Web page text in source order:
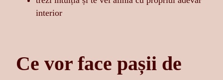
interior
Ce vor face pașii de